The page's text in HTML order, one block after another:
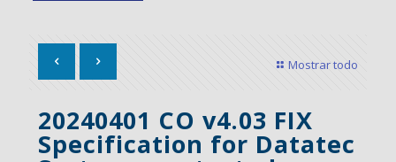
Mostrar todo
20240401 CO v4.03 FIX
Specification for Datatec